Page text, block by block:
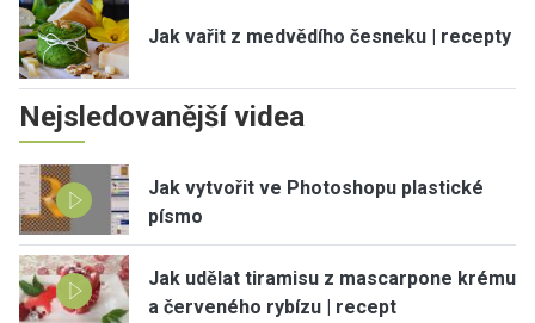
Jak vařit z medvědího česneku | recepty
Nejsledovanější videa
Jak vytvořit ve Photoshopu plastické
písmo
Jak udělat tiramisu z mascarpone krému
a červeného rybízu | recept